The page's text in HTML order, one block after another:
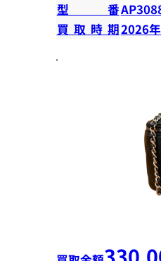
型番
買取時期2026